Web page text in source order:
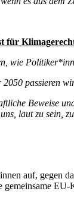
für
wie
passieren
Beweise
laut zu sein,
auf, gegen
gemeinsame